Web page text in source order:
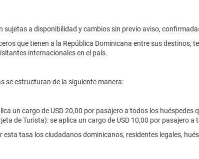
sujetas a disponibilidad y cambios sin previo aviso,
que tienen a la República Dominicana entre sus
internacionales en el país.
se estructuran de la siguiente manera:
un cargo de USD 20,00 por pasajero a todos los huéspedes
de Turista): se aplica un cargo de USD 10,00 por pasajero
esta tasa los ciudadanos dominicanos, residentes legales,